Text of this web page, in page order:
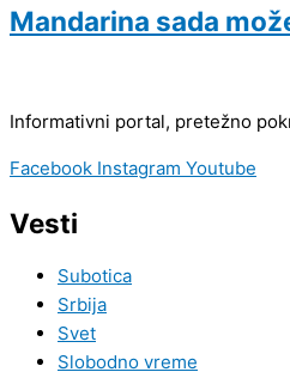
Mandarina sada
Informativni portal, pretežno
Facebook Instagram Youtube
Vesti
Subotica
Srbija
Svet
Slobodno vreme